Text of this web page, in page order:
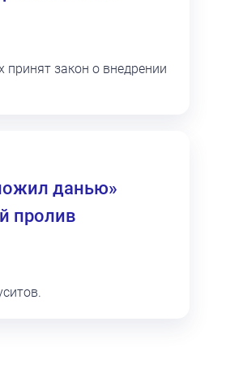
принят закон о внедрении
данью»
пролив